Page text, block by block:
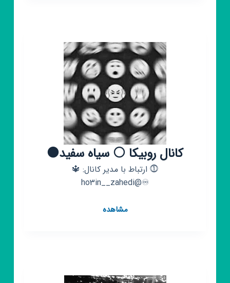
کانال روبیکا ⚪ سیاه سفید⚫
⓵ ارتباط با مدیر کانال: 🔱
♾@ho3in__zahedi
مشاهدهکانال